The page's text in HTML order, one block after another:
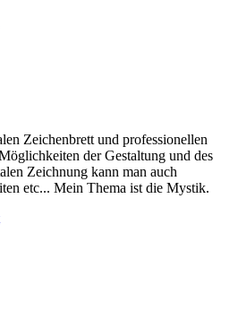
Zeichenbrett und professionellen
der Gestaltung und des
Zeichnung kann man auch
etc... Mein Thema ist die Mystik.